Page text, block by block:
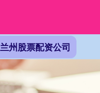
兰州股票配资公司